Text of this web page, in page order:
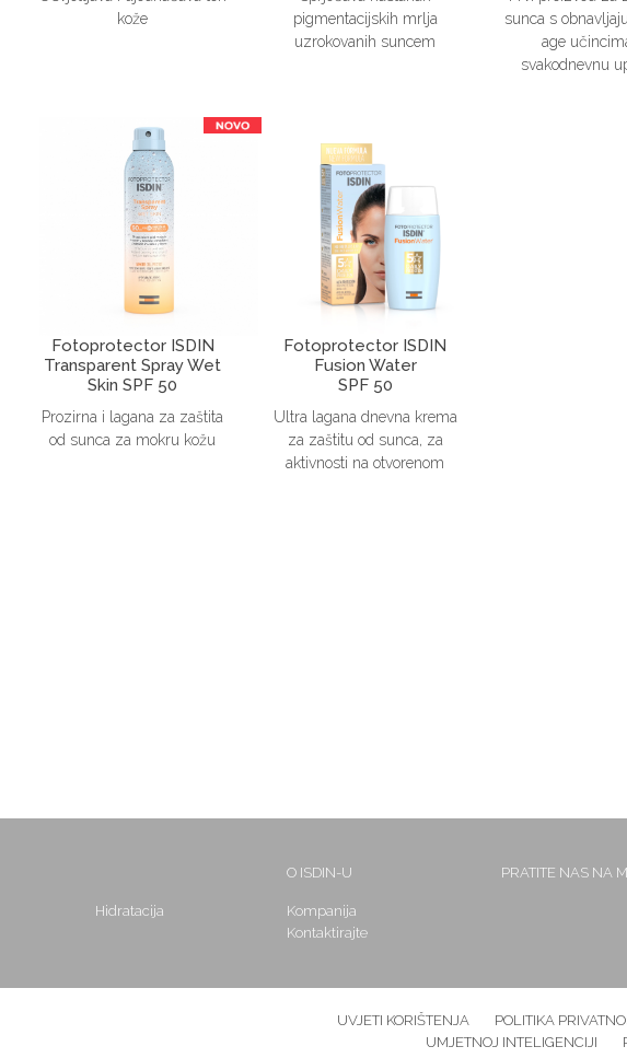
kože
pigmentacijskih mrlja
uzrokovanih suncem
sunca s
age
svakodnevnu
Fotoprotector ISDIN
Transparent Spray Wet
Skin SPF 50
Prozirna i lagana za zaštita
od sunca za mokru kožu
Fotoprotector ISDIN
Fusion Water
SPF 50
Ultra lagana dnevna krema
za zaštitu od sunca, za
aktivnosti na otvorenom
O ISDIN-U PRATITE NAS NA
Hidratacija
Kompanija
Kontaktirajte
UVJETI KORIŠTENJA POLITIKA
UMJETNOJ INTELIGENCIJI